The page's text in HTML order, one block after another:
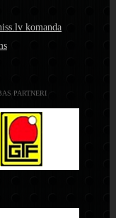
komanda
PARTNERI